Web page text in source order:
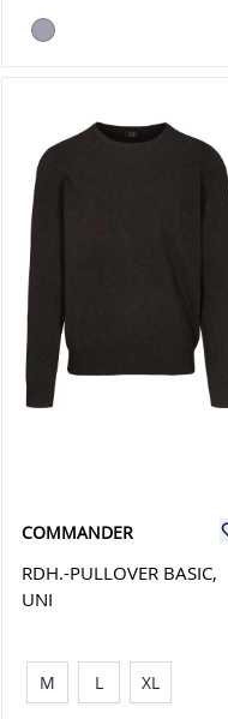
COMMANDER
RDH.-PULLOVER BASIC,
UNI
M L XL